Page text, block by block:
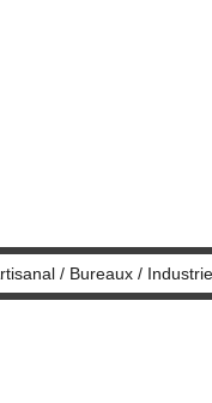
/ Bureaux /